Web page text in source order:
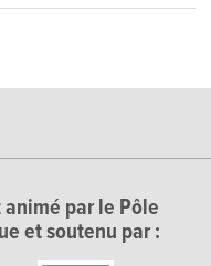
animé par le Pôle
et soutenu par :